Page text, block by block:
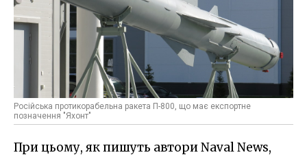
Російська протикорабельна ракета П-800, що має експортне
позначення "Яхонт"
При цьому, як пишуть автори Naval News,